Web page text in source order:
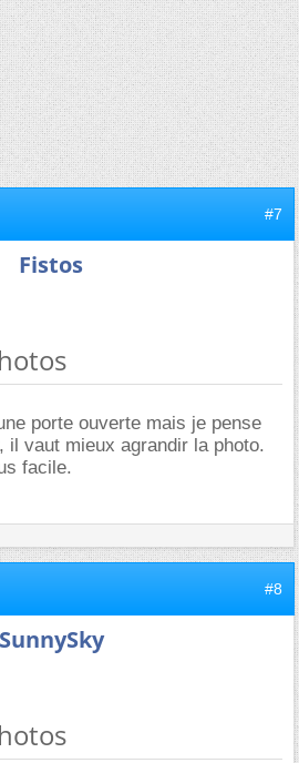
#7
Fistos
porte ouverte mais je pense
il vaut mieux agrandir la photo.
facile.
#8
SunnySky